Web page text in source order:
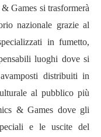
Games si trasformerà
nazionale grazie al
in fumetto,
luoghi dove si
distribuiti in
al pubblico più
& Games dove gli
e le uscite del